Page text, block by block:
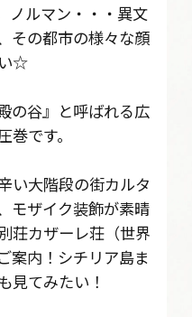
ノルマン・・・異文
その都市の様々な顔
☆
の谷』と呼ばれる広
です。
い大階段の街カルタ
モザイク装飾が素晴
荘カザーレ荘（世界
案内！シチリア島ま
見てみたい！